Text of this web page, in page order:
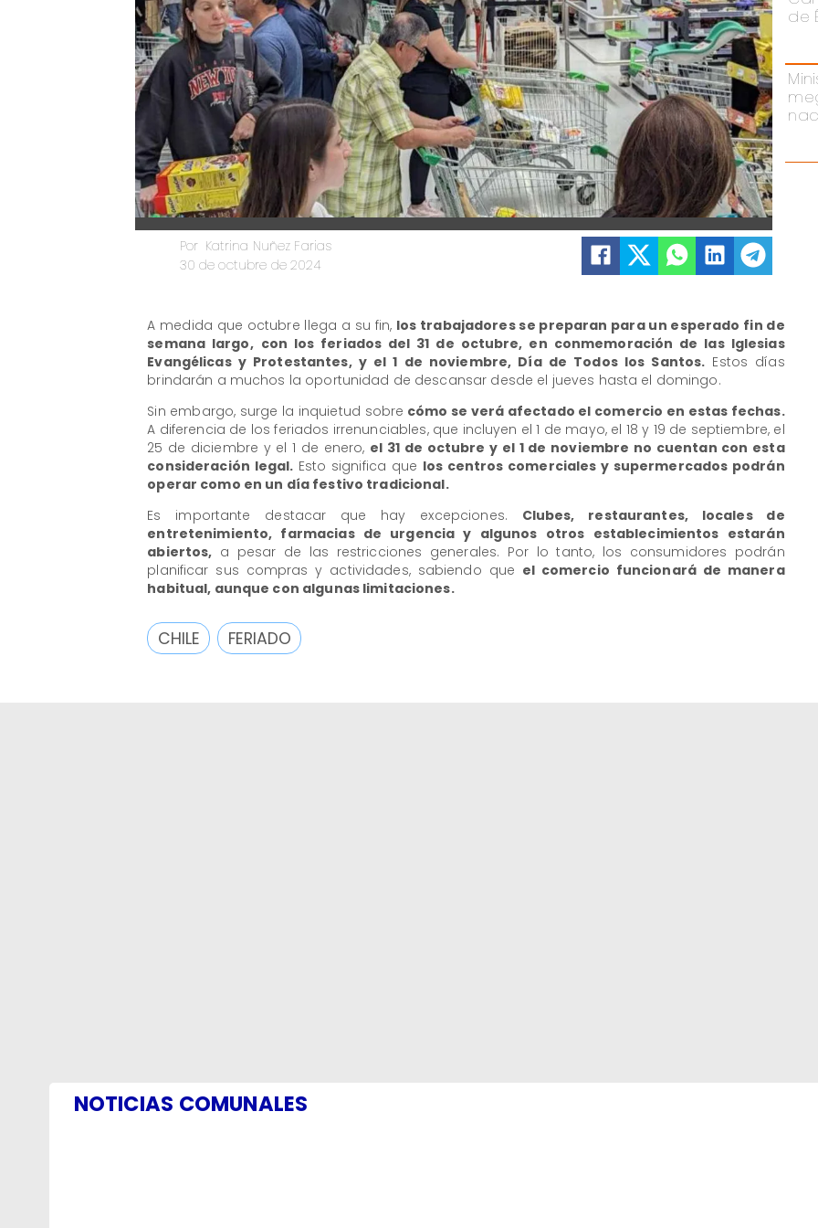
Katrina Nuñez Farias
Por
30 de octubre de 2024
de
​A medida que octubre llega a su fin, los trabajadores se preparan para un esperado fin de
semana largo, con los feriados del 31 de octubre, en conmemoración de las Iglesias
Evangélicas y Protestantes, y el 1 de noviembre, Día de Todos los Santos. Estos días
brindarán a muchos la oportunidad de descansar desde el jueves hasta el domingo.
Sin embargo, surge la inquietud sobre cómo se verá afectado el comercio en estas fechas.
A diferencia de los feriados irrenunciables, que incluyen el 1 de mayo, el 18 y 19 de septiembre, el
25 de diciembre y el 1 de enero, el 31 de octubre y el 1 de noviembre no cuentan con esta
consideración legal. Esto significa que los centros comerciales y supermercados podrán
operar como en un día festivo tradicional.
Es importante destacar que hay excepciones. Clubes, restaurantes, locales de
entretenimiento, farmacias de urgencia y algunos otros establecimientos estarán
abiertos, a pesar de las restricciones generales. Por lo tanto, los consumidores podrán
planificar sus compras y actividades, sabiendo que el comercio funcionará de manera
habitual, aunque con algunas limitaciones.
CHILE FERIADO
NOTICIAS COMUNALES